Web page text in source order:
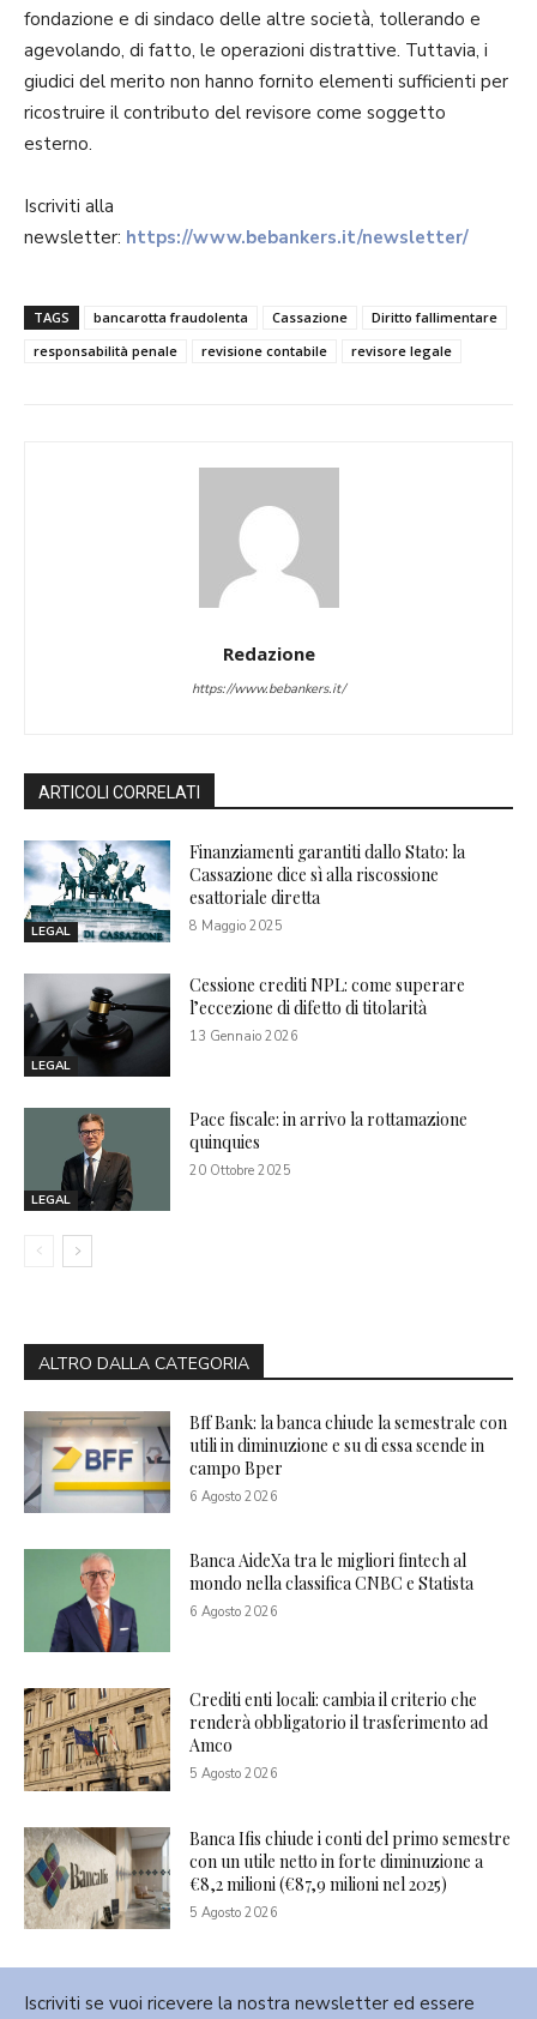
fondazione e di sindaco delle altre società, tollerando e
agevolando, di fatto, le operazioni distrattive. Tuttavia, i
giudici del merito non hanno fornito elementi sufficienti per
ricostruire il contributo del revisore come soggetto
esterno.
Iscriviti alla
newsletter: https://www.bebankers.it/newsletter/
TAGS bancarotta fraudolenta Cassazione
Diritto fallimentare
responsabilità penale
revisione contabile revisore legale
Redazione
https://www.bebankers.it/
ARTICOLI CORRELATI
LEGAL
Finanziamenti garantiti dallo Stato: la
Cassazione dice sì alla riscossione
esattoriale diretta
8 Maggio 2025
LEGAL
Cessione crediti NPL: come superare
l’eccezione di difetto di titolarità
13 Gennaio 2026
LEGAL
Pace fiscale: in arrivo la rottamazione
quinquies
20 Ottobre 2025
ALTRO DALLA CATEGORIA
Bff Bank: la banca chiude la semestrale con
utili in diminuzione e su di essa scende in
campo Bper
6 Agosto 2026
Banca AideXa tra le migliori fintech al
mondo nella classifica CNBC e Statista
6 Agosto 2026
Crediti enti locali: cambia il criterio che
renderà obbligatorio il trasferimento ad
Amco
5 Agosto 2026
Banca Ifis chiude i conti del primo semestre
con un utile netto in forte diminuzione a
€8,2 milioni (€87,9 milioni nel 2025)
5 Agosto 2026
Iscriviti se vuoi ricevere la nostra newsletter ed essere